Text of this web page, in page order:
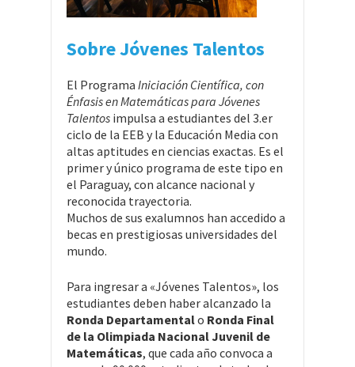
Sobre Jóvenes Talentos
El Programa Iniciación Científica, con
Énfasis en Matemáticas para Jóvenes
Talentos impulsa a estudiantes del 3.er
ciclo de la EEB y la Educación Media con
altas aptitudes en ciencias exactas. Es el
primer y único programa de este tipo en
el Paraguay, con alcance nacional y
reconocida trayectoria.
Muchos de sus exalumnos han accedido a
becas en prestigiosas universidades del
mundo.
Para ingresar a «Jóvenes Talentos», los
estudiantes deben haber alcanzado la
Ronda Departamentalo Ronda Final
de la Olimpiada Nacional Juvenil de
Matemáticas, que cada año convoca a